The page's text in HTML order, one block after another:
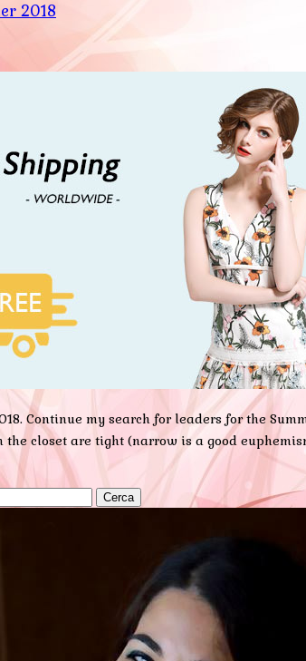
2018
Continue my search for leaders for the
closet are tight (narrow is a good